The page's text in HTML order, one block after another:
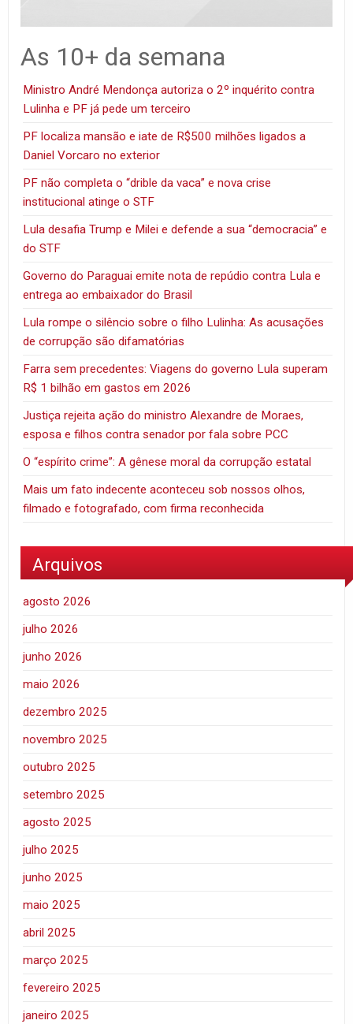
As 10+ da semana
Ministro André Mendonça autoriza o 2º inquérito contra
Lulinha e PF já pede um terceiro
PF localiza mansão e iate de R$500 milhões ligados a
Daniel Vorcaro no exterior
PF não completa o “drible da vaca” e nova crise
institucional atinge o STF
Lula desafia Trump e Milei e defende a sua “democracia” e
do STF
Governo do Paraguai emite nota de repúdio contra Lula e
entrega ao embaixador do Brasil
Lula rompe o silêncio sobre o filho Lulinha: As acusações
de corrupção são difamatórias
Farra sem precedentes: Viagens do governo Lula superam
R$ 1 bilhão em gastos em 2026
Justiça rejeita ação do ministro Alexandre de Moraes,
esposa e filhos contra senador por fala sobre PCC
O “espírito crime”: A gênese moral da corrupção estatal
Mais um fato indecente aconteceu sob nossos olhos,
filmado e fotografado, com firma reconhecida
Arquivos
agosto 2026
julho 2026
junho 2026
maio 2026
dezembro 2025
novembro 2025
outubro 2025
setembro 2025
agosto 2025
julho 2025
junho 2025
maio 2025
abril 2025
março 2025
fevereiro 2025
janeiro 2025